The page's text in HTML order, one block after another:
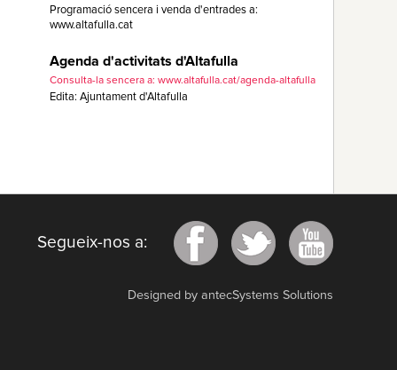
Programació sencera i venda d'entrades a:
www.altafulla.cat
Agenda d'activitats d'Altafulla
Consulta-la sencera a: www.altafulla.cat/agenda-altafulla
Edita: Ajuntament d'Altafulla
Segueix-nos a:
Designed by antecSystems Solutions